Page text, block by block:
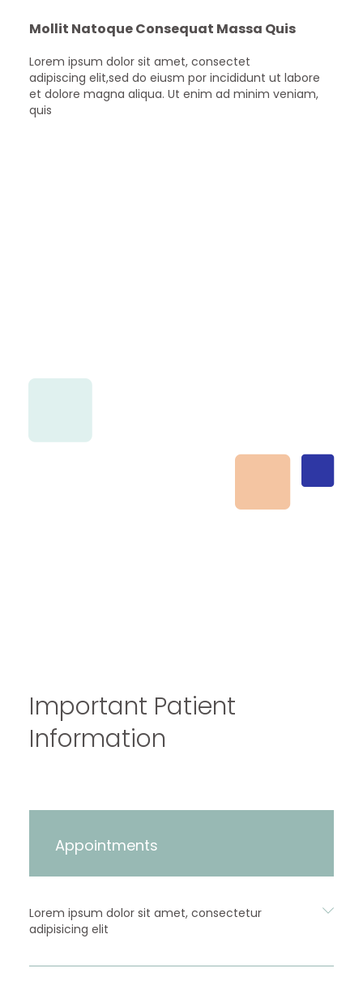
Mollit Natoque Consequat Massa Quis
Lorem ipsum dolor sit amet, consectet
adipiscing elit,sed do eiusm por incididunt ut labore
et dolore magna aliqua. Ut enim ad minim veniam,
quis
Important Patient
Information
Appointments
Lorem ipsum dolor sit amet, consectetur
adipisicing elit